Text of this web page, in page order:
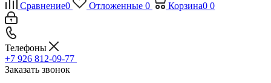
Сравнение0 Отложенные 0 Корзина0 0
Телефоны
+7 926 812-09-77
Заказать звонок